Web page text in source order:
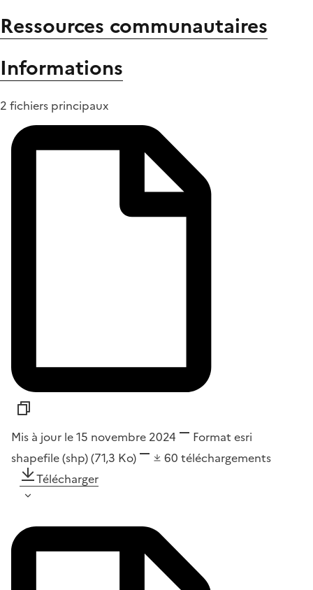
Ressources communautaires
Informations
2 fichiers principaux
Mis à jour le 15 novembre 2024 Format esri
shapefile (shp)(71,3 Ko) 60 téléchargements
Télécharger